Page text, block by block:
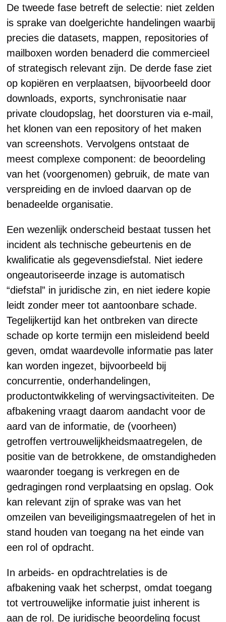
De tweede fase betreft de selectie: niet zelden
is sprake van doelgerichte handelingen waarbij
precies die datasets, mappen, repositories of
mailboxen worden benaderd die commercieel
of strategisch relevant zijn. De derde fase ziet
op kopiëren en verplaatsen, bijvoorbeeld door
downloads, exports, synchronisatie naar
private cloudopslag, het doorsturen via e-mail,
het klonen van een repository of het maken
van screenshots. Vervolgens ontstaat de
meest complexe component: de beoordeling
van het (voorgenomen) gebruik, de mate van
verspreiding en de invloed daarvan op de
benadeelde organisatie.
Een wezenlijk onderscheid bestaat tussen het
incident als technische gebeurtenis en de
kwalificatie als gegevensdiefstal. Niet iedere
ongeautoriseerde inzage is automatisch
“diefstal” in juridische zin, en niet iedere kopie
leidt zonder meer tot aantoonbare schade.
Tegelijkertijd kan het ontbreken van directe
schade op korte termijn een misleidend beeld
geven, omdat waardevolle informatie pas later
kan worden ingezet, bijvoorbeeld bij
concurrentie, onderhandelingen,
productontwikkeling of wervingsactiviteiten. De
afbakening vraagt daarom aandacht voor de
aard van de informatie, de (voorheen)
getroffen vertrouwelijkheidsmaatregelen, de
positie van de betrokkene, de omstandigheden
waaronder toegang is verkregen en de
gedragingen rond verplaatsing en opslag. Ook
kan relevant zijn of sprake was van het
omzeilen van beveiligingsmaatregelen of het in
stand houden van toegang na het einde van
een rol of opdracht.
In arbeids- en opdrachtrelaties is de
afbakening vaak het scherpst, omdat toegang
tot vertrouwelijke informatie juist inherent is
aan de rol. De juridische beoordeling focust